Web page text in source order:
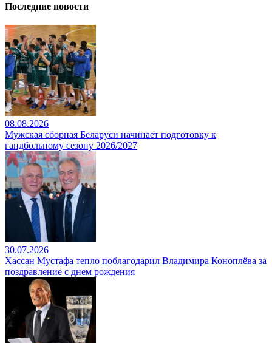
Последние новости
08.08.2026
Мужская сборная Беларуси начинает подготовку к
гандбольному сезону 2026/2027
30.07.2026
Хассан Мустафа тепло поблагодарил Владимира Коноплёва за
поздравление с днем рождения